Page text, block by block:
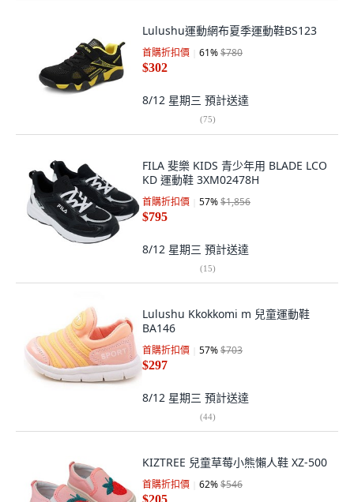
Lulushu運動網布夏季運動鞋BS123
首購折扣價 61%$780
$302
8/12 星期三 預計送達
(75)
FILA 斐樂 KIDS 青少年用 BLADE LCO
KD 運動鞋 3XM02478H
首購折扣價 57%$1,856
$795
8/12 星期三 預計送達
(15)
Lulushu Kkokkomi m 兒童運動鞋
BA146
首購折扣價 57%$703
$297
8/12 星期三 預計送達
(44)
KIZTREE 兒童草莓小熊懶人鞋 XZ-500
首購折扣價 62%$546
$205